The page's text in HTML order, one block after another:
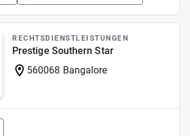
RECHTSDIENSTLEISTUNGEN
Prestige Southern Star
560068 Bangalore